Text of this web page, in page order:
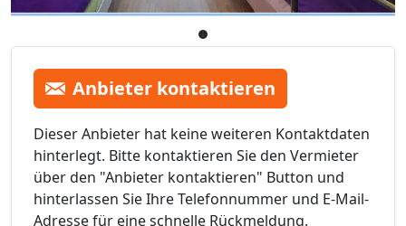
Anbieter kontaktieren
Dieser Anbieter hat keine weiteren Kontaktdaten
hinterlegt. Bitte kontaktieren Sie den Vermieter
über den "Anbieter kontaktieren" Button und
hinterlassen Sie Ihre Telefonnummer und E-Mail-
Adresse für eine schnelle Rückmeldung.